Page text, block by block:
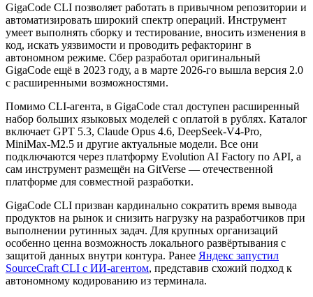
GigaCode CLI позволяет работать в привычном репозитории и
автоматизировать широкий спектр операций. Инструмент
умеет выполнять сборку и тестирование, вносить изменения в
код, искать уязвимости и проводить рефакторинг в
автономном режиме. Сбер разработал оригинальный
GigaCode ещё в 2023 году, а в марте 2026-го вышла версия 2.0
с расширенными возможностями.
Помимо CLI-агента, в GigaCode стал доступен расширенный
набор больших языковых моделей с оплатой в рублях. Каталог
включает GPT 5.3, Claude Opus 4.6, DeepSeek-V4-Pro,
MiniMax-M2.5 и другие актуальные модели. Все они
подключаются через платформу Evolution AI Factory по API, а
сам инструмент размещён на GitVerse — отечественной
платформе для совместной разработки.
GigaCode CLI призван кардинально сократить время вывода
продуктов на рынок и снизить нагрузку на разработчиков при
выполнении рутинных задач. Для крупных организаций
особенно ценна возможность локального развёртывания с
защитой данных внутри контура. Ранее Яндекс запустил
SourceCraft CLI с ИИ-агентом, представив схожий подход к
автономному кодированию из терминала.